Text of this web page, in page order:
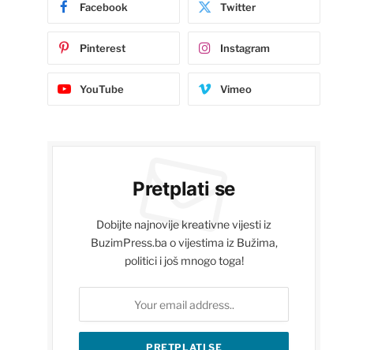
Facebook Twitter
Pinterest Instagram
YouTube Vimeo
Pretplati se
Dobijte najnovije kreativne vijesti iz
BuzimPress.ba o vijestima iz Bužima,
politici i još mnogo toga!